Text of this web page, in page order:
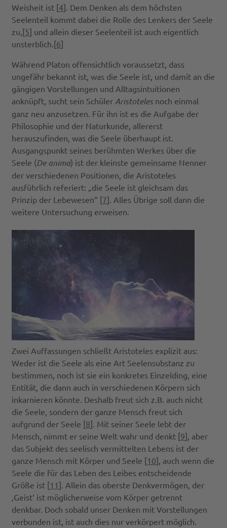
Weisheit ist [4]. Dem Denken als dem höchsten
Seelenteil kommt dabei die Rolle des Lenkers der Seele
zu,[5] und allein dieser Seelenteil ist auch eigentlich
unsterblich.[6]
Während Platon offensichtlich voraussetzt, dass
ungefähr bekannt ist, was die Seele ist, und damit an die
gängigen Vorstellungen und Alltagsintuitionen
anknüpft, sucht sein Schüler Aristoteles noch einmal
ganz neu anzusetzen. Für ihn ist es die Aufgabe der
Philosophie und der Naturkunde, allererst
herauszufinden, was die Seele überhaupt ist.
Ausgangspunkt seines berühmten Werkes über die
Seele (De anima) ist der kleinste gemeinsame Nenner
der verschiedenen Positionen, die Aristoteles
ausführlich referiert: „die Seele ist gleichsam das
Prinzip der Lebewesen“ [7]. Alles Übrige soll dann die
weitere Untersuchung erweisen.
Zwei Auffassungen schließt Aristoteles explizit aus:
Weder ist die Seele als eine Art Seelensubstanz zu
bestimmen, noch ist sie ein konkretes Einzelding, eine
Entität, die dann auch in verschiedenen Körpern sich
inkarnieren könnte. Deshalb freut sich z.B. auch nicht
die Seele, sondern der ganze Mensch freut sich
aufgrund der Seele [8]. Mit seiner Seele lebt der
Mensch, nimmt er seine Welt wahr und denkt [9], aber
das Subjekt des seelisch vermittelten Lebens ist der
ganze Mensch mit Körper und Seele [10], auch wenn die
Seele die für das Leben des Leibes entscheidende
Größe ist [11]. Allein das oberste Denkvermögen, der
‚Geist‘ ist möglicherweise vom Körper getrennt
denkbar. Doch sobald unser Denken mit Vorstellungen
verbunden ist, ist auch dies nur verkörpert möglich.